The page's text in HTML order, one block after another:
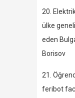
20.
ülke
eden
Borisov
21.
feribot